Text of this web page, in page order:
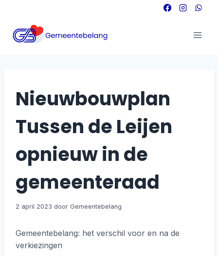
inhoud
Nieuwbouwplan
Tussen de Leijen
opnieuw in de
gemeenteraad
2 april 2023
Gemeentebelang: het verschil voor en na de
verkiezingen